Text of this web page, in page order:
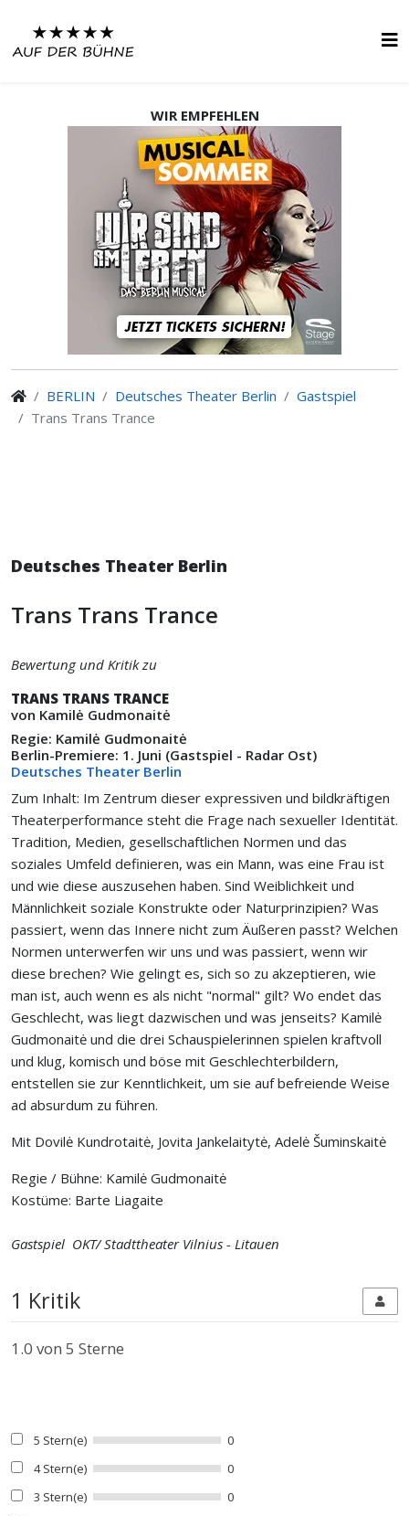
WIR EMPFEHLEN
BERLIN Deutsches Theater Berlin
Gastspiel
Trans Trans Trance
Deutsches Theater Berlin
Trans Trans Trance
Bewertung und Kritik zu
TRANS TRANS TRANCE
von Kamilė Gudmonaitė
Regie: Kamilė Gudmonaitė
Berlin-Premiere: 1. Juni (Gastspiel - Radar Ost)
Deutsches Theater Berlin
Zum Inhalt: Im Zentrum dieser expressiven und bildkräftigen
Theaterperformance steht die Frage nach sexueller Identität.
Tradition, Medien, gesellschaftlichen Normen und das
soziales Umfeld definieren, was ein Mann, was eine Frau ist
und wie diese auszusehen haben. Sind Weiblichkeit und
Männlichkeit soziale Konstrukte oder Naturprinzipien? Was
passiert, wenn das Innere nicht zum Äußeren passt? Welchen
Normen unterwerfen wir uns und was passiert, wenn wir
diese brechen? Wie gelingt es, sich so zu akzeptieren, wie
man ist, auch wenn es als nicht "normal" gilt? Wo endet das
Geschlecht, was liegt dazwischen und was jenseits? Kamilė
Gudmonaitė und die drei Schauspielerinnen spielen kraftvoll
und klug, komisch und böse mit Geschlechterbildern,
entstellen sie zur Kenntlichkeit, um sie auf befreiende Weise
ad absurdum zu führen.
Mit Dovilė Kundrotaitė, Jovita Jankelaitytė, Adelė Šuminskaitė
Regie / Bühne: Kamilė Gudmonaitė
Kostüme: Barte Liagaite
Gastspiel OKT/ Stadttheater Vilnius - Litauen
1 Kritik
1.0 von 5 Sterne
5 Stern(e)
0
4 Stern(e)
0
3 Stern(e)
0